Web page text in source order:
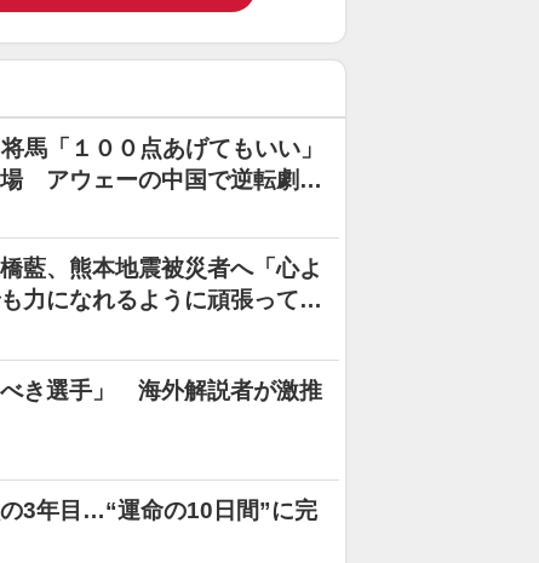
馬「１００点あげてもいい」
アウェーの中国で逆転劇を
藍、熊本地震被災者へ「心よ
力になれるように頑張ってプ
勝、メダル王手
き選手」 海外解説者が激推
3年目…“運命の10日間”に完